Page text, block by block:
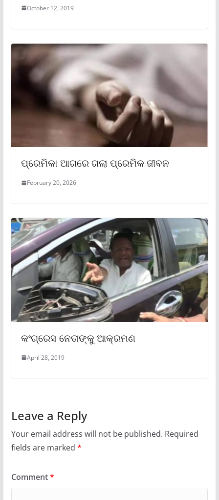
October 12, 2019
ପ୍ରେମିକା ଆଗରେ ଗଲା ପ୍ରେମିକ ଜୀବନ
February 20, 2026
କଂଗ୍ରେସ ନେତାଙ୍କୁ ଆକ୍ରମଣ
April 28, 2019
Leave a Reply
Your email address will not be published. Required
fields are marked *
Comment*